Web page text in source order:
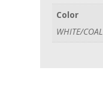
Color
WHITE/COAL